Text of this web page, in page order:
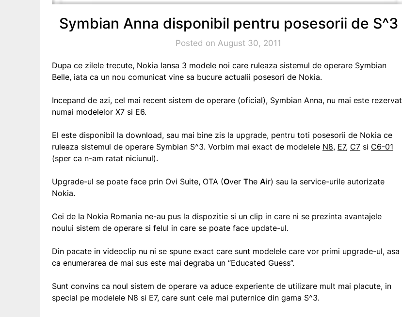
Symbian Anna disponibil pentru posesorii de S^3
Posted on August 30, 2011
Dupa ce zilele trecute, Nokia lansa 3 modele noi care ruleaza sistemul de operare Symbian
Belle, iata ca un nou comunicat vine sa bucure actualii posesori de Nokia.
Incepand de azi, cel mai recent sistem de operare (oficial), Symbian Anna, nu mai este rezervat
numai modelelor X7 si E6.
El este disponibil la download, sau mai bine zis la upgrade, pentru toti posesorii de Nokia ce
ruleaza sistemul de operare Symbian S^3. Vorbim mai exact de modelele N8, E7, C7 si C6-01
(sper ca n-am ratat niciunul).
Upgrade-ul se poate face prin Ovi Suite, OTA (Over The Air) sau la service-urile autorizate
Nokia.
Cei de la Nokia Romania ne-au pus la dispozitie si un clip in care ni se prezinta avantajele
noului sistem de operare si felul in care se poate face update-ul.
Din pacate in videoclip nu ni se spune exact care sunt modelele care vor primi upgrade-ul, asa
ca enumerarea de mai sus este mai degraba un “Educated Guess”.
Sunt convins ca noul sistem de operare va aduce experiente de utilizare mult mai placute, in
special pe modelele N8 si E7, care sunt cele mai puternice din gama S^3.